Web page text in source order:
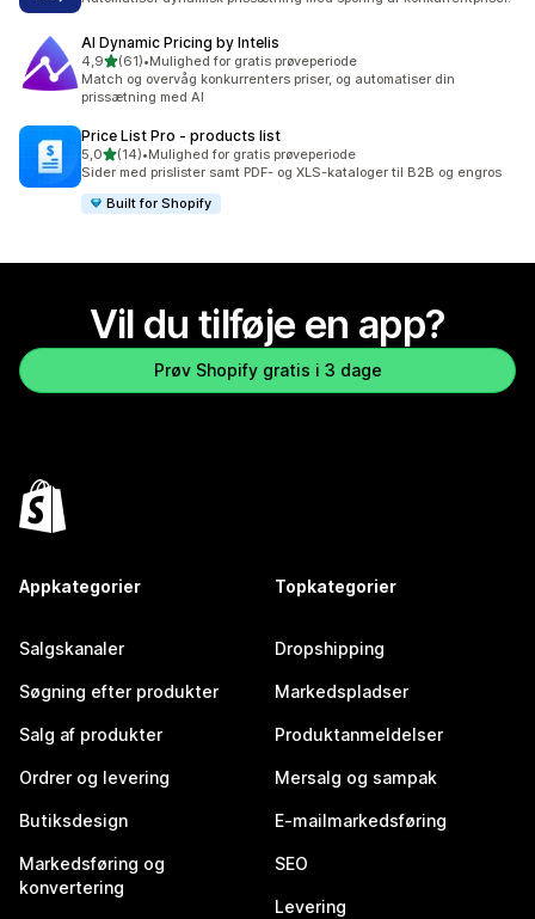
AI Dynamic Pricing by Intelis
4,9ud af 5 stjerner
(61)
61 anmeldelser i alt
•Mulighed for gratis prøveperiode
Match og overvåg konkurrenters priser, og automatiser din
prissætning med AI
Price List Pro ‑ products list
5,0ud af 5 stjerner
(14)
14 anmeldelser i alt
•Mulighed for gratis prøveperiode
Sider med prislister samt PDF- og XLS-kataloger til B2B og engros
Built for Shopify
Vil du tilføje en app?
Prøv Shopify gratis i 3 dage
Appkategorier
Salgskanaler
Søgning efter produkter
Salg af produkter
Ordrer og levering
Butiksdesign
Markedsføring og
konvertering
Topkategorier
Dropshipping
Markedspladser
Produktanmeldelser
Mersalg og sampak
E-mailmarkedsføring
SEO
Levering